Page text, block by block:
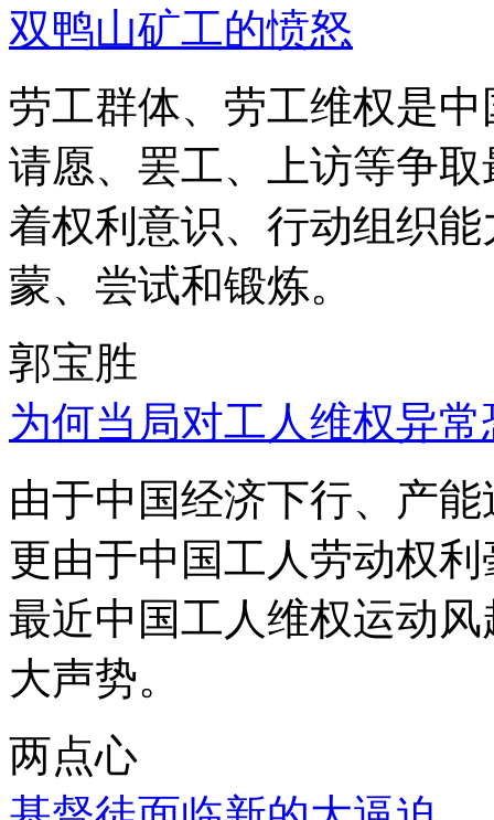
双鸭山矿工的愤怒
劳工群体、劳工维权是
请愿、罢工、上访等争
着权利意识、行动组织
蒙、尝试和锻炼。
郭宝胜
为何当局对工人维权异
由于中国经济下行、产
更由于中国工人劳动权
最近中国工人维权运动
大声势。
两点心